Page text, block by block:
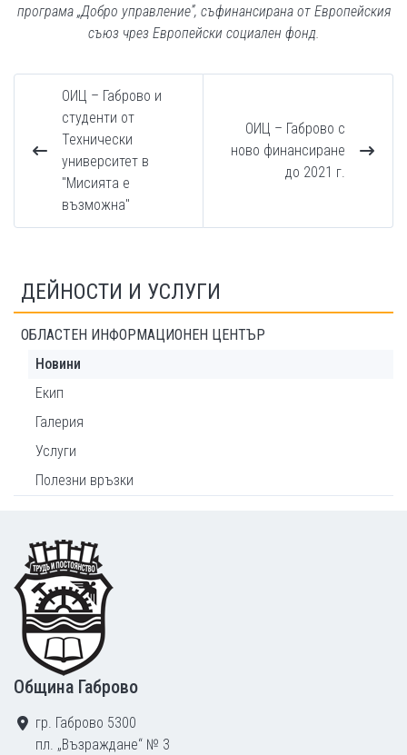
програма „Добро управление”, съфинансирана от Европейския
съюз чрез Европейски социален фонд.
ОИЦ – Габрово и
студенти от
Технически
университет в
"Мисията е
възможна"
ОИЦ – Габрово с
ново финансиране
до 2021 г.
ДЕЙНОСТИ И УСЛУГИ
ОБЛАСТЕН ИНФОРМАЦИОНЕН ЦЕНТЪР
Новини
Екип
Галерия
Услуги
Полезни връзки
Footer
Община Габрово
гр. Габрово 5300
пл. „Възраждане“ № 3